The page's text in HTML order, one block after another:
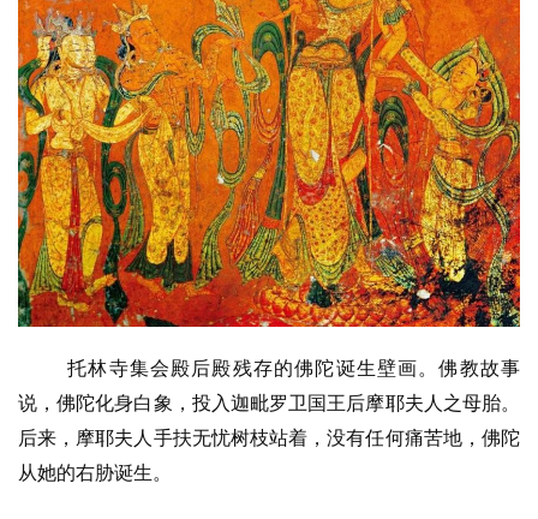
托林寺集会殿后殿残存的佛陀诞生壁画。佛教故事
说，佛陀化身白象，投入迦毗罗卫国王后摩耶夫人之母胎。
后来，摩耶夫人手扶无忧树枝站着，没有任何痛苦地，佛陀
从她的右胁诞生。